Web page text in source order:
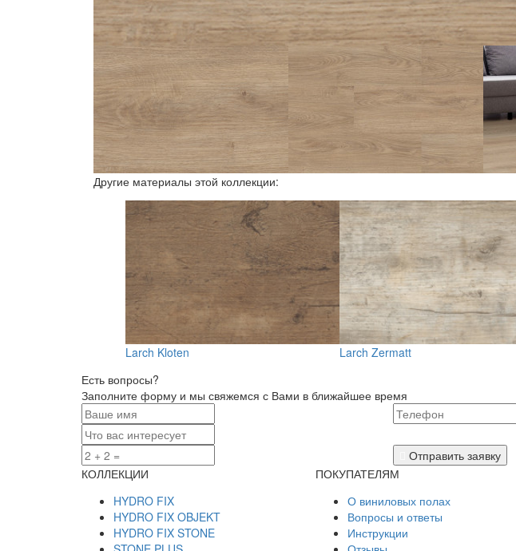
Другие материалы этой коллекции:
Larch Kloten Larch Zermatt
Есть вопросы?
Заполните форму и мы свяжемся с Вами в ближайшее время
Отправить заявку
КОЛЛЕКЦИИ
HYDRO FIX
HYDRO FIX OBJEKT
HYDRO FIX STONE
ПОКУПАТЕЛЯМ
О виниловых полах
Вопросы и ответы
Инструкции